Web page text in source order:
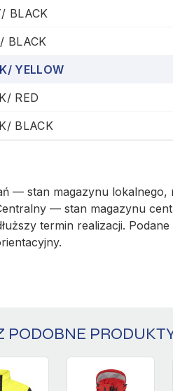
BLACK
BLACK
YELLOW
RED
BLACK
— stan magazynu lokalnego,
— stan magazynu
termin realizacji. Podane
PODOBNE